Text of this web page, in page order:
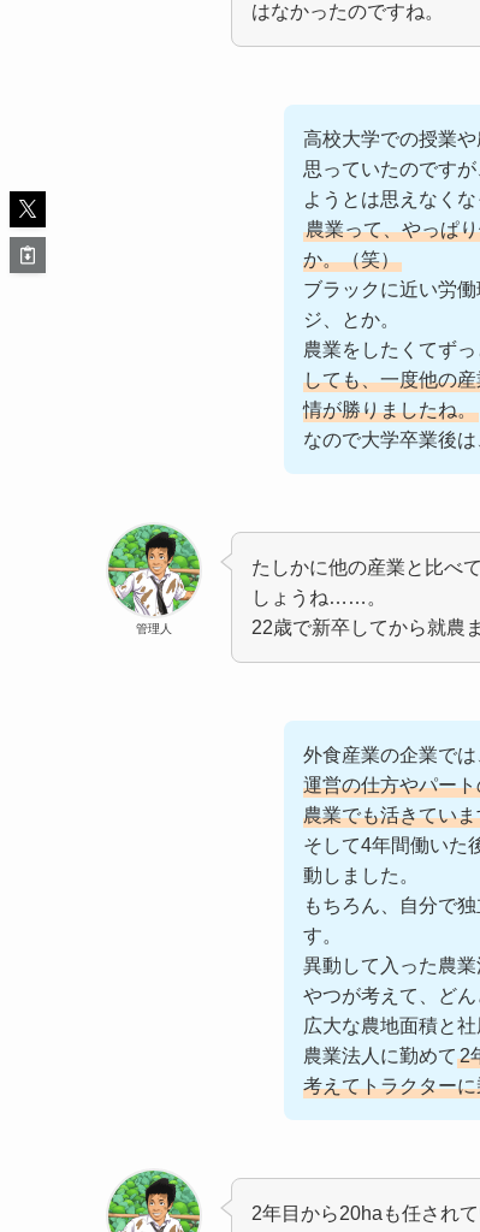
はなかったのですね。
高校大学での授業
思っていたのです
ようとは思えなくな
農業って、やっぱ
か。（笑）
ブラックに近い労
ジ、とか。
農業をしたくてず
しても、一度他の
情が勝りましたね。
なので大学卒業後
管理人
たしかに他の産業と比べ
しょうね……。
22歳で新卒してから就農
外食産業の企業で
運営の仕方やパー
農業でも活きてい
そして4年間働いた
動しました。
もちろん、自分で
す。
異動して入った農
やつが考えて、ど
広大な農地面積と
農業法人に勤めて 2
考えてトラクター
2年目から20haも任されて